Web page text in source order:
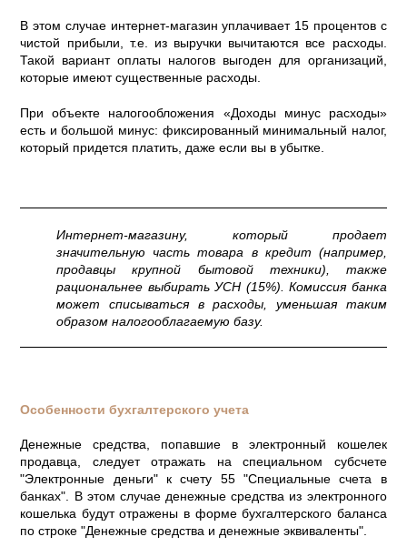
В этом случае интернет-магазин уплачивает 15 процентов с
чистой прибыли, т.е. из выручки вычитаются все расходы.
Такой вариант оплаты налогов выгоден для организаций,
которые имеют существенные расходы.
При объекте налогообложения «Доходы минус расходы»
есть и большой минус: фиксированный минимальный налог,
который придется платить, даже если вы в убытке.
Интернет-магазину, который продает
значительную часть товара в кредит (например,
продавцы крупной бытовой техники), также
рациональнее выбирать УСН (15%). Комиссия банка
может списываться в расходы, уменьшая таким
образом налогооблагаемую базу.
Особенности бухгалтерского учета
Денежные средства, попавшие в электронный кошелек
продавца, следует отражать на специальном субсчете
"Электронные деньги" к счету 55 "Специальные счета в
банках". В этом случае денежные средства из электронного
кошелька будут отражены в форме бухгалтерского баланса
по строке "Денежные средства и денежные эквиваленты".